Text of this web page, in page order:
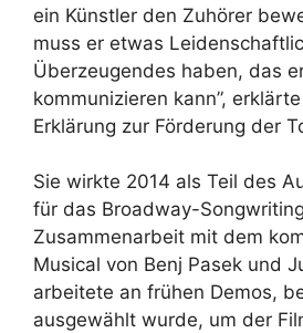
ein Künstler den Zuhörer
muss er etwas
Überzeugendes haben, das
kommunizieren kann”,
Erklärung zur Förderung der
Sie wirkte 2014 als Teil des
für das Broadway-
Zusammenarbeit mit dem
Musical von Benj Pasek und
arbeitete an frühen Demos,
ausgewählt wurde, um der